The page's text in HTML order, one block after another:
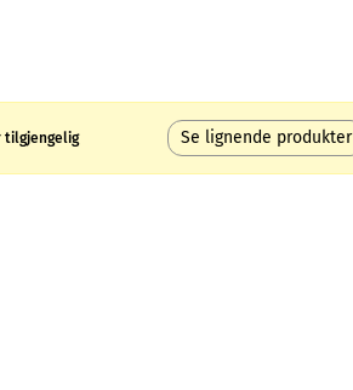
tilgjengelig Se lignende produkter